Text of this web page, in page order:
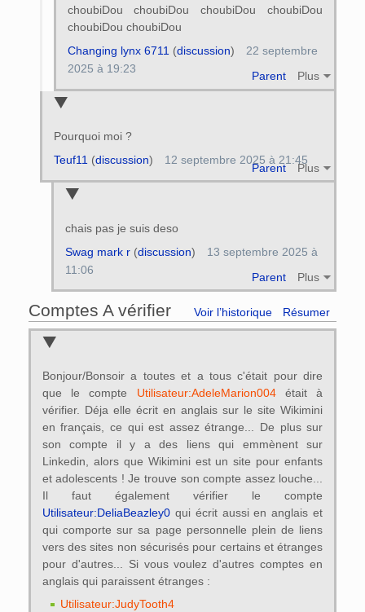
choubiDou choubiDou choubiDou choubiDou
choubiDou choubiDou
Parent Plus
Changing lynx 6711 (discussion)
22 septembre
2025 à 19:23
Pourquoi moi ?
Parent Plus
Teuf11(discussion) 12 septembre 2025 à 21:45
chais pas je suis deso
Parent Plus
Swag mark r(discussion)
13 septembre 2025 à
11:06
Comptes A vérifier Voir l’historique Résumer
Bonjour/Bonsoir a toutes et a tous c'était pour dire
que le compte Utilisateur:AdeleMarion004était à
vérifier. Déja elle écrit en anglais sur le site Wikimini
en français, ce qui est assez étrange... De plus sur
son compte il y a des liens qui emmènent sur
Linkedin, alors que Wikimini est un site pour enfants
et adolescents ! Je trouve son compte assez louche...
Il faut également vérifier le compte
Utilisateur:DeliaBeazley0qui écrit aussi en anglais et
qui comporte sur sa page personnelle plein de liens
vers des sites non sécurisés pour certains et étranges
pour d'autres... Si vous voulez d'autres comptes en
anglais qui paraissent étranges :
Utilisateur:JudyTooth4